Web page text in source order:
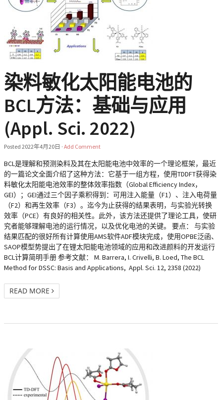
染料敏化太阳能电池的
BCL方法：基础与应用
(Appl. Sci. 2022)
Posted 2022年4月20日 · Add Comment
BCL是理解和预测染料及其在太阳能电池中效率的一个理论框架，最近
的一篇论文全面介绍了这种方法：它基于一组方程，使用TDDFT获得染
料敏化太阳能电池效率的整体效率指数（Global Efficiency Index，
GEI）；GEI通过三个因子乘积得到：可用注入能量（F1）、注入电荷量
（F2）和再生效率（F3）。迄今为止获得的结果表明，与实验光转换
效率（PCE）有良好的相关性。此外，该方法还提供了理论工具，使研
究者能够理解电池的运行情况，以及优化电池的关键。 要点： 与实验
结果匹配的很好所有计算使用AMS软件ADF模块完成，使用OPBE泛函、
SAOP模型势提出了在锂太阳能电池领域的应用和改进颜料的开发运行
BCL计算简明手册 参考文献： M. Barrera, I. Crivelli, B. Loed, The BCL
Method for DSSC: Basis and Applications, Appl. Sci. 12, 2358 (2022)
READ MORE